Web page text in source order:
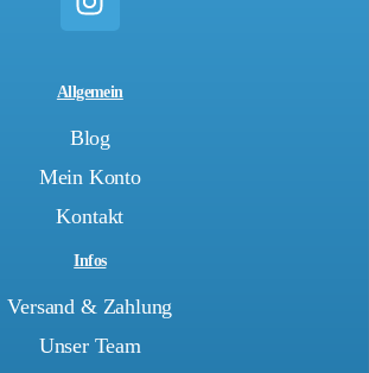
Allgemein
Blog
Mein Konto
Kontakt
Infos
Versand & Zahlung
Unser Team